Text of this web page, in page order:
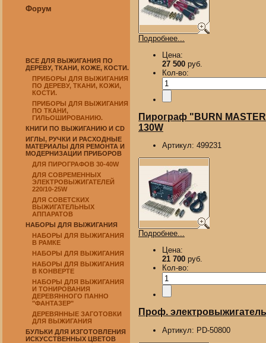
Форум
ВСЕ ДЛЯ ВЫЖИГАНИЯ ПО
ДЕРЕВУ, ТКАНИ, КОЖЕ, КОСТИ.
ПРИБОРЫ ДЛЯ ВЫЖИГАНИЯ
ПО ДЕРЕВУ, ТКАНИ, КОЖИ,
КОСТИ.
ПРИБОРЫ ДЛЯ ВЫЖИГАНИЯ
ПО ТКАНИ,
ГИЛЬОШИРОВАНИЮ.
КНИГИ ПО ВЫЖИГАНИЮ И CD
ИГЛЫ, РУЧКИ И РАСХОДНЫЕ
МАТЕРИАЛЫ ДЛЯ РЕМОНТА И
МОДЕРНИЗАЦИИ ПРИБОРОВ
ДЛЯ ПИРОГРАФОВ 30-40W
ДЛЯ СОВРЕМЕННЫХ
ЭЛЕКТРОВЫЖИГАТЕЛЕЙ
220/10-25W
ДЛЯ СОВЕТСКИХ
ВЫЖИГАТЕЛЬНЫХ
АППАРАТОВ
НАБОРЫ ДЛЯ ВЫЖИГАНИЯ
НАБОРЫ ДЛЯ ВЫЖИГАНИЯ
В РАМКЕ
НАБОРЫ ДЛЯ ВЫЖИГАНИЯ
НАБОРЫ ДЛЯ ВЫЖИГАНИЯ
В КОНВЕРТЕ
НАБОРЫ ДЛЯ ВЫЖИГАНИЯ
И ТОНИРОВАНИЯ
ДЕРЕВЯННОГО ПАННО
"ФАНТАЗЕР"
ДЕРЕВЯННЫЕ ЗАГОТОВКИ
ДЛЯ ВЫЖИГАНИЯ
БУЛЬКИ ДЛЯ ИЗГОТОВЛЕНИЯ
ИСКУССТВЕННЫХ ЦВЕТОВ
Подробнее...
Цена:
27 500 руб.
Кол-во:
Пирограф "BURN
130W
Артикул: 499231
Подробнее...
Цена:
21 700 руб.
Кол-во:
Проф.
Артикул: PD-50800